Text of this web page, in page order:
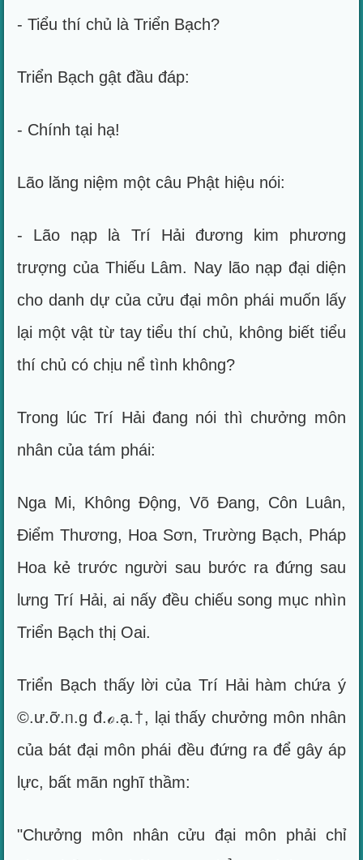
- Tiểu thí chủ là Triển Bạch?
Triển Bạch gật đầu đáp:
- Chính tại hạ!
Lão lăng niệm một câu Phật hiệu nói:
- Lão nạp là Trí Hải đương kim phương
trượng của Thiếu Lâm. Nay lão nạp đại diện
cho danh dự của cửu đại môn phái muốn lấy
lại một vật từ tay tiểu thí chủ, không biết tiểu
thí chủ có chịu nể tình không?
Trong lúc Trí Hải đang nói thì chưởng môn
nhân của tám phái:
Nga Mi, Không Động, Võ Đang, Côn Luân,
Điểm Thương, Hoa Sơn, Trường Bạch, Pháp
Hoa kẻ trước người sau bước ra đứng sau
lưng Trí Hải, ai nấy đều chiếu song mục nhìn
Triển Bạch thị Oai.
Triển Bạch thấy lời của Trí Hải hàm chứa ý
©.ư.ỡ.ᥒ.g đ.ℴ.ạ.†, lại thấy chưởng môn nhân
của bát đại môn phái đều đứng ra để gây áp
lực, bất mãn nghĩ thầm:
"Chưởng môn nhân cửu đại môn phải chỉ